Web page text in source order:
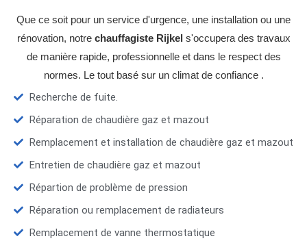
Que ce soit pour un service d'urgence, une installation ou une
rénovation, notre chauffagiste Rijkel s'occupera des travaux
de manière rapide, professionnelle et dans le respect des
normes. Le tout basé sur un climat de confiance .
Recherche de fuite.
Réparation de chaudière gaz et mazout
Remplacement et installation de chaudière gaz et mazout
Entretien de chaudière gaz et mazout
Répartion de problème de pression
Réparation ou remplacement de radiateurs
Remplacement de vanne thermostatique